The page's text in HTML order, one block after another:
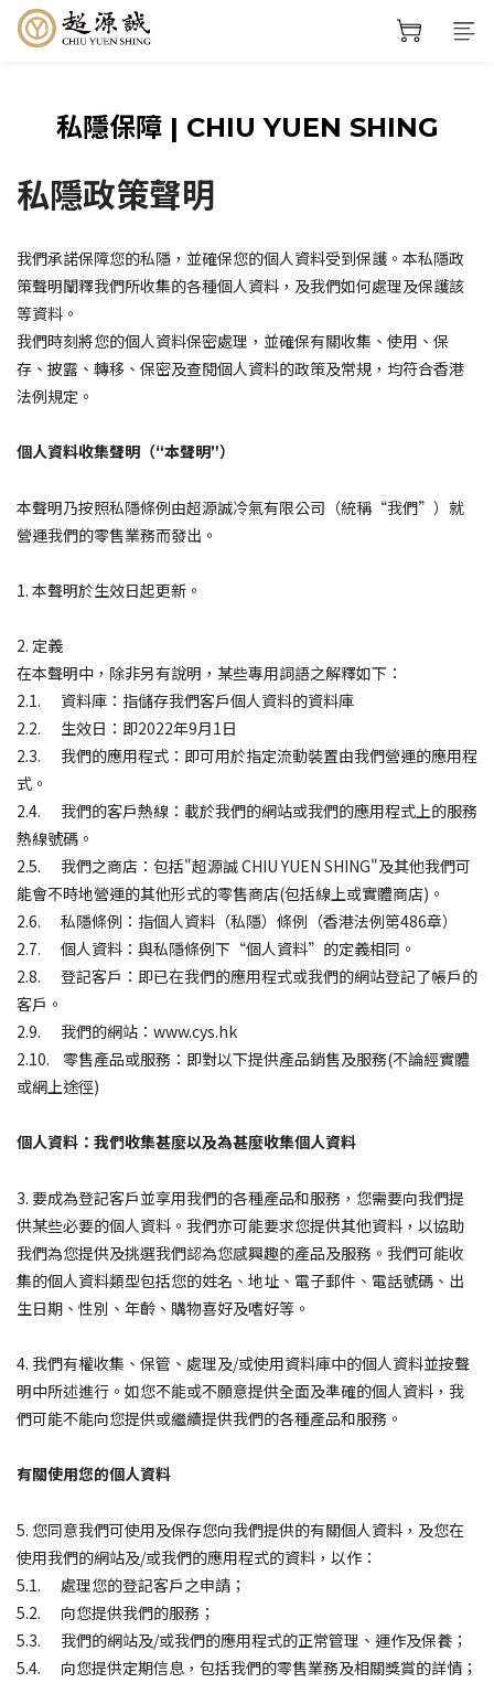
私隱保障 | CHIU YUEN SHING
私隱政策聲明
我們承諾保障您的私隱，並確保您的個人資料受到保護。本私隱政
策聲明闡釋我們所收集的各種個人資料，及我們如何處理及保護該
等資料。
我們時刻將您的個人資料保密處理，並確保有關收集、使用、保
存、披露、轉移、保密及查閱個人資料的政策及常規，均符合香港
法例規定。
個人資料收集聲明（“本聲明”）
本聲明乃按照私隱條例由超源誠冷氣有限公司（統稱“我們”）就
營運我們的零售業務而發出。
1. 本聲明於生效日起更新。
2. 定義
在本聲明中，除非另有說明，某些專用詞語之解釋如下：
2.1. 資料庫：指儲存我們客戶個人資料的資料庫
2.2. 生效日：即2022年9月1日
2.3. 我們的應用程式：即可用於指定流動裝置由我們營運的應用程
式。
2.4. 我們的客戶熱線：載於我們的網站或我們的應用程式上的服務
熱線號碼。
2.5. 我們之商店：包括"超源誠 CHIU YUEN SHING"及其他我們可
能會不時地營運的其他形式的零售商店(包括線上或實體商店)。
2.6. 私隱條例：指個人資料（私隱）條例（香港法例第486章）
2.7. 個人資料：與私隱條例下“個人資料”的定義相同。
2.8. 登記客戶：即已在我們的應用程式或我們的網站登記了帳戶的
客戶。
2.9. 我們的網站：www.cys.hk
2.10. 零售產品或服務：即對以下提供產品銷售及服務(不論經實體
或網上途徑)
個人資料：我們收集甚麼以及為甚麼收集個人資料
3. 要成為登記客戶並享用我們的各種產品和服務，您需要向我們提
供某些必要的個人資料。我們亦可能要求您提供其他資料，以協助
我們為您提供及挑選我們認為您感興趣的產品及服務。我們可能收
集的個人資料類型包括您的姓名、地址、電子郵件、電話號碼、出
生日期、性別、年齡、購物喜好及嗜好等。
4. 我們有權收集、保管、處理及/或使用資料庫中的個人資料並按聲
明中所述進行。如您不能或不願意提供全面及準確的個人資料，我
們可能不能向您提供或繼續提供我們的各種產品和服務。
有關使用您的個人資料
5. 您同意我們可使用及保存您向我們提供的有關個人資料，及您在
使用我們的網站及/或我們的應用程式的資料，以作：
5.1. 處理您的登記客戶之申請；
5.2. 向您提供我們的服務；
5.3. 我們的網站及/或我們的應用程式的正常管理、運作及保養；
5.4. 向您提供定期信息，包括我們的零售業務及相關獎賞的詳情；